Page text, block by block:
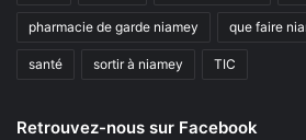
pharmacie de garde niamey que faire
santé sortir à niamey TIC
Retrouvez-nous sur Facebook